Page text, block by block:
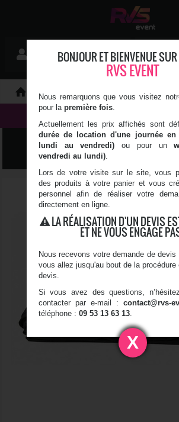
Se connecter
0
STRUCTURE &
X
BONJOUR ET BIENVENUE
RVS EVENT
Nous remarquons que vous visitez
pour la première fois.
Actuellement les prix affichés sont
durée de location d'une journée en
lundi au vendredi) ou pour un
vendredi au lundi).
Lors de votre visite sur le site, vous
des produits à votre panier et vous
personnel afin de réaliser votre
directement en ligne.
LA RÉALISATION D'UN DEVIS
ET NE VOUS ENGAGE
Nous recevons votre demande de devis
vous allez jusqu'au bout de la procédure
devis.
Si vous avez des questions,
contacter par e-mail :contact@rvs-
téléphone : 09 53 13 63 13.